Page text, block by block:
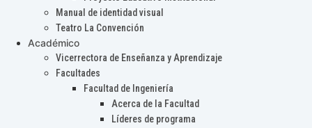
Manual de identidad visual
Teatro La Convención
Académico
Vicerrectora de Enseñanza y Aprendizaje
Facultades
Facultad de Ingeniería
Acerca de la Facultad
Líderes de programa